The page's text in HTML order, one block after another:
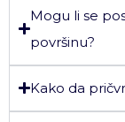
Mogu li se
površinu?
Kako da